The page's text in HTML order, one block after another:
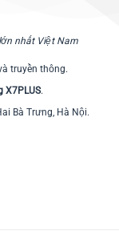
nhất Việt Nam
truyền thông.
X7PLUS.
Bà Trưng, Hà Nội.